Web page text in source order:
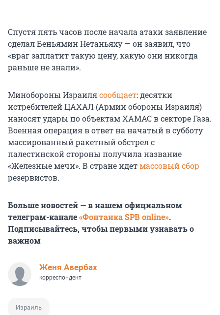
Спустя пять часов после начала атаки заявление
сделал Беньямин Нетаньяху — он заявил, что
«враг заплатит такую цену, какую они никогда
раньше не знали».
Минобороны Израилясообщает: десятки
истребителей ЦАХАЛ (Армии обороны Израиля)
наносят удары по объектам ХАМАС в секторе Газа.
Военная операция в ответ на начатый в субботу
массированный ракетный обстрел с
палестинской стороны получила название
«Железные мечи». В стране идетмассовый сбор
резервистов.
Больше новостей — в нашем официальном
телеграм-канале«Фонтанка SPB online».
Подписывайтесь, чтобы первыми узнавать о
важном
Женя Авербах
корреспондент
Израиль